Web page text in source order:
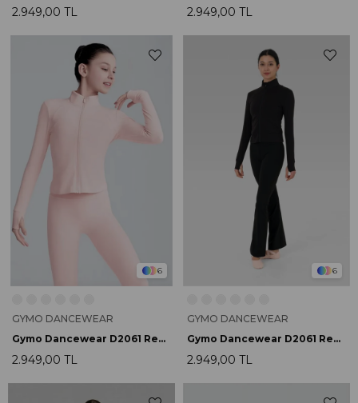
2.949,00 TL 2.949,00 TL
6
GYMO DANCEWEAR
Gymo Dancewear D2061 Renata Hoodie Pembe
2.949,00 TL
6
GYMO DANCEWEAR
Gymo Dancewear D2061 Renata Hoodie Siyah
2.949,00 TL